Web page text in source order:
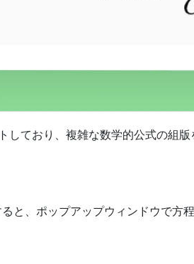
ており、複雑な数学的公式の組版
と、ポップアップウィンドウで方